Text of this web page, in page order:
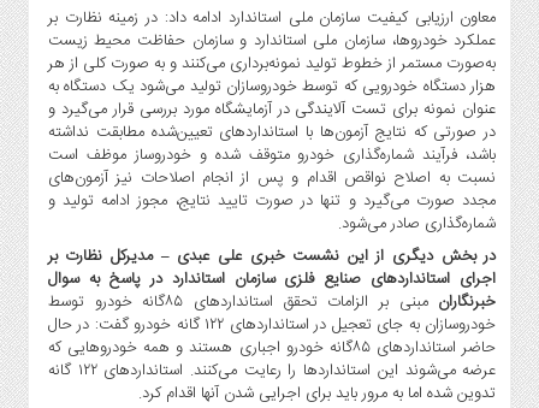
و
بین
الملل
نگاه
روز
گوناگون
معاون ارزیابی کیفیت سازمان ملی استاندارد ادامه داد: در زمینه نظارت بر
عملکرد خودروها، سازمان ملی استاندارد و سازمان حفاظت محیط زیست
به‌صورت مستمر از خطوط تولید نمونه‌برداری می‌کنند و به صورت کلی از هر
هزار دستگاه خودرویی که توسط خودروسازان تولید می‌شود یک دستگاه به
عنوان نمونه برای تست آلایندگی در آزمایشگاه مورد بررسی قرار می‌گیرد و
در صورتی که نتایج آزمون‌ها با استانداردهای تعیین‌شده مطابقت نداشته
باشد، فرآیند شماره‌گذاری خودرو متوقف شده و خودروساز موظف است
نسبت به اصلاح نواقص اقدام و پس از انجام اصلاحات نیز آزمون‌های
مجدد صورت می‌گیرد و تنها در صورت تایید نتایج، مجوز ادامه تولید و
شماره‌گذاری صادر می‌شود.
در بخش دیگری از این نشست خبری علی عبدی – مدیرکل نظارت بر
اجرای استانداردهای صنایع فلزی سازمان استاندارد در پاسخ به سوال
خبرنگاران
مبنی بر الزامات تحقق استانداردهای ۸۵گانه خودرو توسط
خودروسازان به جای تعجیل در استانداردهای ۱۲۲ گانه خودرو گفت: در حال
حاضر استانداردهای ۸۵گانه خودرو اجباری هستند و همه خودروهایی که
عرضه می‌شوند این استانداردها را رعایت می‌کنند. استانداردهای ۱۲۲ گانه
تدوین شده اما به مرور باید برای اجرایی شدن آنها اقدام کرد.